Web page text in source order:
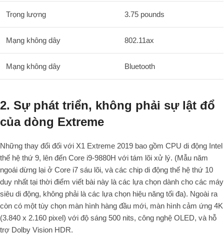
Trọng lượng 3.75 pounds
Mạng không dây 802.11ax
Mạng không dây Bluetooth
2. Sự phát triển, không phải sự lật đổ
của dòng Extreme
Những thay đổi đối với X1 Extreme 2019 bao gồm CPU di động Intel
thế hệ thứ 9, lên đến Core i9-9880H với tám lõi xử lý. (Mẫu năm
ngoái dừng lại ở Core i7 sáu lõi, và các chip di động thế hệ thứ 10
duy nhất tại thời điểm viết bài này là các lựa chọn dành cho các máy
siêu di động, không phải là các lựa chọn hiệu năng tối đa). Ngoài ra
còn có một tùy chọn màn hình hàng đầu mới, màn hình cảm ứng 4K
(3.840 x 2.160 pixel) với độ sáng 500 nits, công nghệ OLED, và hỗ
trợ Dolby Vision HDR.